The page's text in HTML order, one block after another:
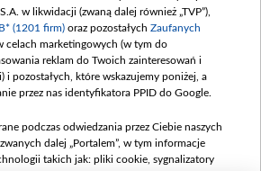
w likwidacji (zwaną dalej również „TVP”),
(1201 firm) oraz pozostałych Zaufanych
celach marketingowych (w tym do
reklam do Twoich zainteresowań i
i pozostałych, które wskazujemy poniżej, a
przez nas identyfikatora PPID do Google.
podczas odwiedzania przez Ciebie naszych
zwanych dalej „Portalem”, w tym informacje
takich jak: pliki cookie, sygnalizatory